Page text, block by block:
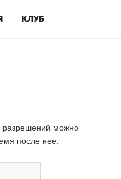
КЛУБ
разрешений можно
после нее.